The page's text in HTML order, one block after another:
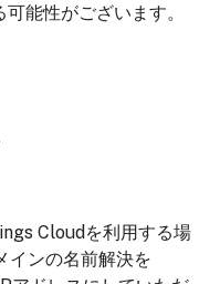
能性がございます。
Cloudを利用する場
インの名前解決を